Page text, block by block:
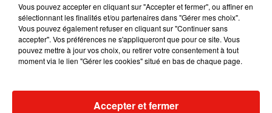
soumettre un produit en prenant son emballage
en photo. Il sera analysé par les experts de l’UFC-
Que Choisir et il sera rentré dans l’application
quelques jours après. QuelCosmétic est une appli
gratuite. Elle est disponible sur Android et iOS.
Mundo Latino
Vous pouvez accepter en cliquant sur "Accepter et fermer", ou affiner en
sélectionnant les finalités et/ou partenaires dans "Gérer mes choix".
Vous pouvez également refuser en cliquant sur "Continuer sans
accepter". Vos préférences ne s'appliqueront que pour ce site. Vous
pouvez mettre à jour vos choix, ou retirer votre consentement à tout
moment via le lien "Gérer les cookies" situé en bas de chaque page.
Accepter et fermer